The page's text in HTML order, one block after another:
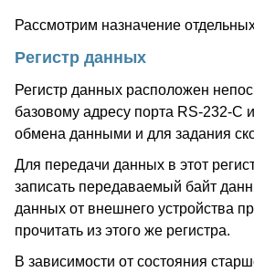
Рассмотрим назначение
Регистр данных
Регистр данных расположен
базовому адресу порта RS-232-C
обмена данными и для задания
Для передачи данных в этот
записать передаваемый байт
данных от внешнего устройства
прочитать из этого же регистра.
В зависимости от состояния